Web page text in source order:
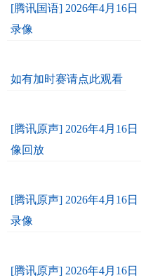
[腾讯国语] 2026年4月16
录像
如有加时赛请点此观看
[腾讯原声] 2026年4月16
像回放
[腾讯原声] 2026年4月16
录像
[腾讯原声] 2026年4月16